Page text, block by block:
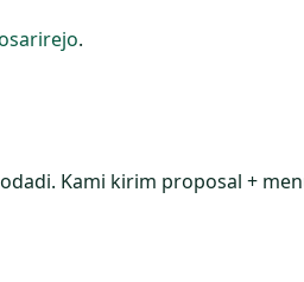
.
Kami kirim proposal +